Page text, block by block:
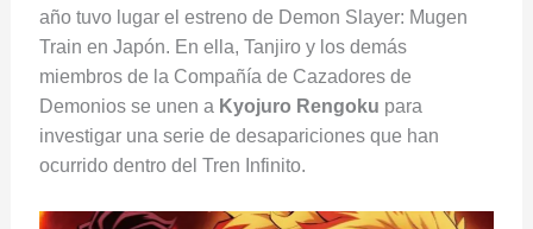
año tuvo lugar el estreno de Demon Slayer: Mugen
Train en Japón. En ella, Tanjiro y los demás
miembros de la Compañía de Cazadores de
Demonios se unen a Kyojuro Rengoku para
investigar una serie de desapariciones que han
ocurrido dentro del Tren Infinito.